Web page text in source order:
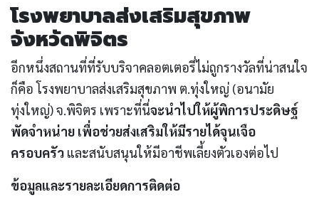
โรงพยาบาลส่งเสริมสุขภาพ
จังหวัดพิจิตร
อีกหนึ่งสถานที่ที่รับบริจาคลอตเตอรี่ไม่ถูกรางวัลที่น่าสนใจ
ก็คือ โรงพยาบาลส่งเสริมสุขภาพ ต.ทุ่งใหญ่ (อนามัย
ทุ่งใหญ่) จ.พิจิตร เพราะที่นี่จะนำไปให้ผู้พิการประดิษฐ์
พัดจำหน่าย เพื่อช่วยส่งเสริมให้มีรายได้จุนเจือ
ครอบครัว และสนับสนุนให้มีอาชีพเลี้ยงตัวเองต่อไป
ข้อมูลและรายละเอียดการติดต่อ